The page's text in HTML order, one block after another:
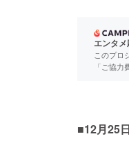
エンタ
このプロ
「ご協力
■12月25